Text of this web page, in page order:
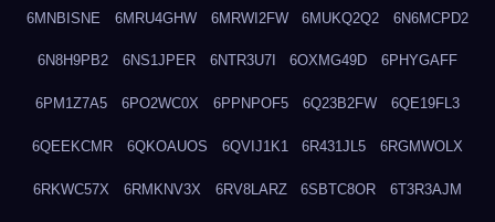
6MNBISNE 6MRU4GHW 6MRWI2FW 6MUKQ2Q2 6N6MCPD2
6N8H9PB2 6NS1JPER 6NTR3U7I 6OXMG49D 6PHYGAFF
6PM1Z7A5 6PO2WC0X 6PPNPOF5 6Q23B2FW 6QE19FL3
6QEEKCMR 6QKOAUOS 6QVIJ1K1 6R431JL5 6RGMWOLX
6RKWC57X 6RMKNV3X 6RV8LARZ 6SBTC8OR 6T3R3AJM